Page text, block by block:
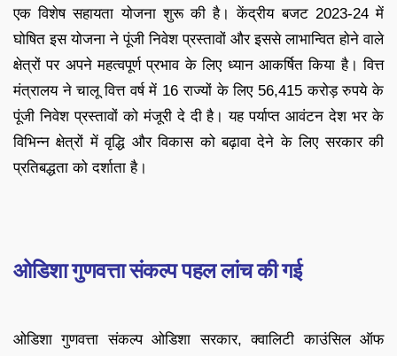
एक विशेष सहायता योजना शुरू की है। केंद्रीय बजट 2023-24 में
घोषित इस योजना ने पूंजी निवेश प्रस्तावों और इससे लाभान्वित होने वाले
क्षेत्रों पर अपने महत्वपूर्ण प्रभाव के लिए ध्यान आकर्षित किया है। वित्त
मंत्रालय ने चालू वित्त वर्ष में 16 राज्यों के लिए 56,415 करोड़ रुपये के
पूंजी निवेश प्रस्तावों को मंजूरी दे दी है। यह पर्याप्त आवंटन देश भर के
विभिन्न क्षेत्रों में वृद्धि और विकास को बढ़ावा देने के लिए सरकार की
प्रतिबद्धता को दर्शाता है।
ओडिशा गुणवत्ता संकल्प पहल लांच की गई
ओडिशा गुणवत्ता संकल्प ओडिशा सरकार, क्वालिटी काउंसिल ऑफ